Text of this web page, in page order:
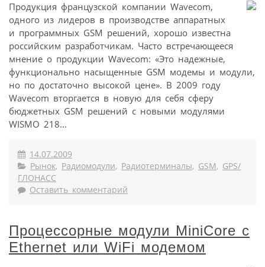
Продукция французской компании Wavecom,
одного из лидеров в производстве аппаратных
и программных GSM решений, хорошо известна
российским разработчикам. Часто встречающееся
мнение о продукции Wavecom: «Это надежные,
функционально насыщенные GSM модемы и модули,
но по достаточно высокой цене». В 2009 году
Wavecom вторгается в новую для себя сферу
бюджетных GSM решений с новыми модулями
WISMO 218...
14.07.2009
Рынок, Радиомодули, Радиотерминалы, GSM, GPS/
ГЛОНАСС
Оставить комментарий
Процессорные модули MiniCore c
Ethernet или WiFi модемом